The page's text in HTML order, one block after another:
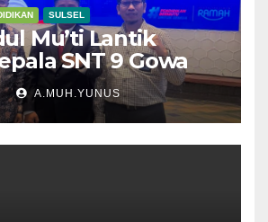
SULSEL
Mu’ti Lantik
SNT 9 Gowa
A.MUH.YUNUS